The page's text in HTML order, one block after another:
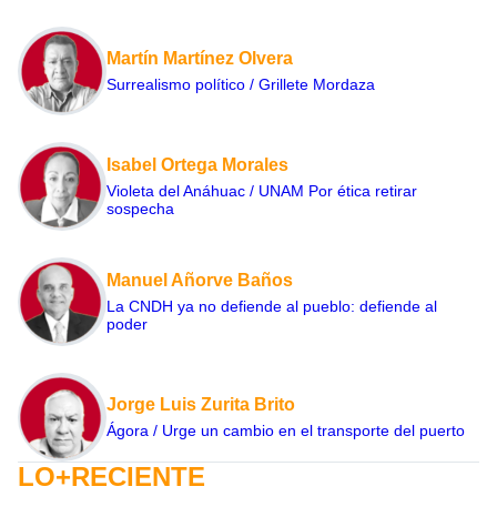
Martín Martínez Olvera
Surrealismo político / Grillete Mordaza
Isabel Ortega Morales
Violeta del Anáhuac / UNAM Por ética retirar
sospecha
Manuel Añorve Baños
La CNDH ya no defiende al pueblo: defiende al
poder
Jorge Luis Zurita Brito
Ágora / Urge un cambio en el transporte del puerto
LO+RECIENTE